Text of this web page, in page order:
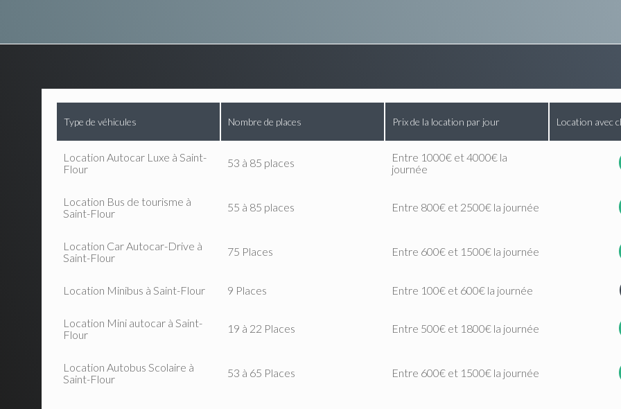
Type de véhicules Nombre de places Prix de la location par jour Location avec
Location Autocar Luxe à Saint-
Flour
53 à 85 places
Entre 1000€ et 4000€ la
journée
Location Bus de tourisme à
Saint-Flour
55 à 85 places Entre 800€ et 2500€ la journée
Location Car Autocar-Drive à
Saint-Flour
75 Places Entre 600€ et 1500€ la journée
Location Minibus à Saint-Flour 9 Places Entre 100€ et 600€ la journée
Location Mini autocar à Saint-
Flour
19 à 22 Places Entre 500€ et 1800€ la journée
Location Autobus Scolaire à
Saint-Flour
53 à 65 Places Entre 600€ et 1500€ la journée